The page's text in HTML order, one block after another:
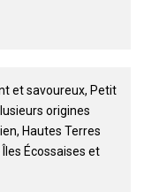
et savoureux, Petit
origines
Hautes Terres
Îles Écossaises et